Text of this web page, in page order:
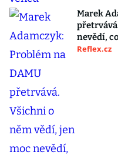
Marek
nevědí,
Reflex.cz